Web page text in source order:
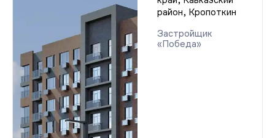
район, Кропоткин
Застройщик
«Победа»